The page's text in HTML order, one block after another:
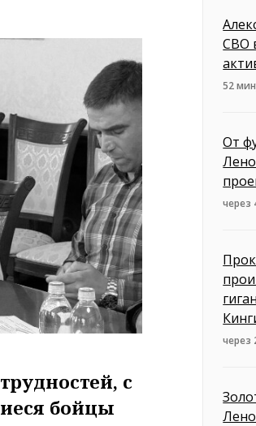
с
бойцы
СВО
52
От
через
через